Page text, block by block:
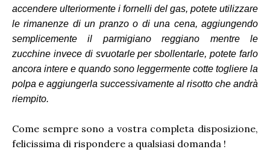
accendere ulteriormente i fornelli del gas, potete utilizzare
le rimanenze di un pranzo o di una cena, aggiungendo
semplicemente il parmigiano reggiano mentre le
zucchine invece di svuotarle per sbollentarle, potete farlo
ancora intere e quando sono leggermente cotte togliere la
polpa e aggiungerla successivamente al risotto che andrà
riempito.
Come sempre sono a vostra completa disposizione,
felicissima di rispondere a qualsiasi domanda !